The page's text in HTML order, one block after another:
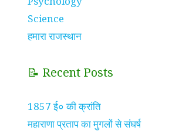
Science
हमारा राजस्थान
📝 Recent Posts
1857 ई० की क्रांति
महाराणा प्रताप का मुगलों से संघर्ष